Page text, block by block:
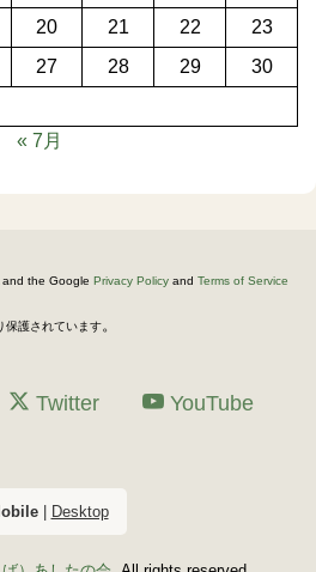
20 21 22
23
27 28 29
30
« 7月
and the Google Privacy Policy and Terms of Service
保護されています。
Twitter YouTube
| Desktop